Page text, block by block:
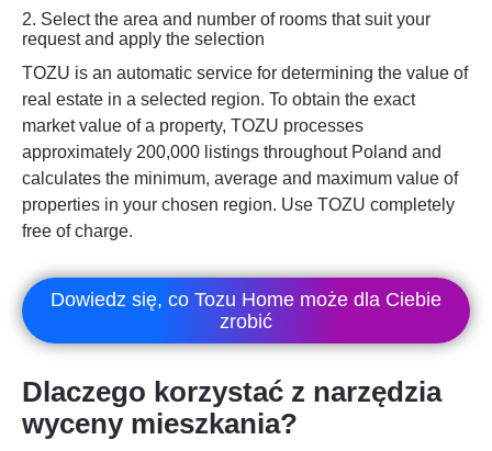
2. Select the area and number of rooms that suit your
request and apply the selection
TOZU is an automatic service for determining the value of
real estate in a selected region. To obtain the exact
market value of a property, TOZU processes
approximately 200,000 listings throughout Poland and
calculates the minimum, average and maximum value of
properties in your chosen region. Use TOZU completely
free of charge.
Dowiedz się, co Tozu Home może dla Ciebie
zrobić
Dlaczego korzystać z narzędzia
wyceny mieszkania?